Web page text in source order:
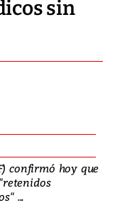
sin
confirmó hoy que
...